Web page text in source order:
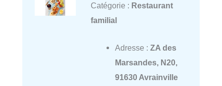
Catégorie : Restaurant
familial
Adresse : ZA des
Marsandes, N20,
91630 Avrainville